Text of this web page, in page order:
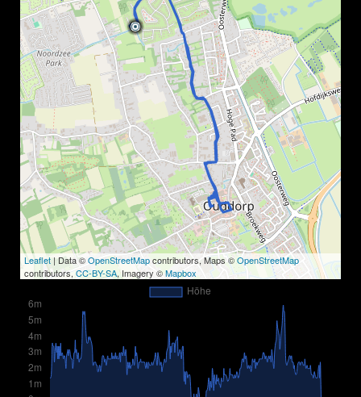
Leaflet | Data ©OpenStreetMapcontributors, Maps ©OpenStreetMap
contributors, CC-BY-SA, Imagery ©Mapbox